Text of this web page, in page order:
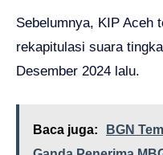
Sebelumnya, KIP Aceh
rekapitulasi suara
Desember 2024 lalu.
Baca juga:
BGN